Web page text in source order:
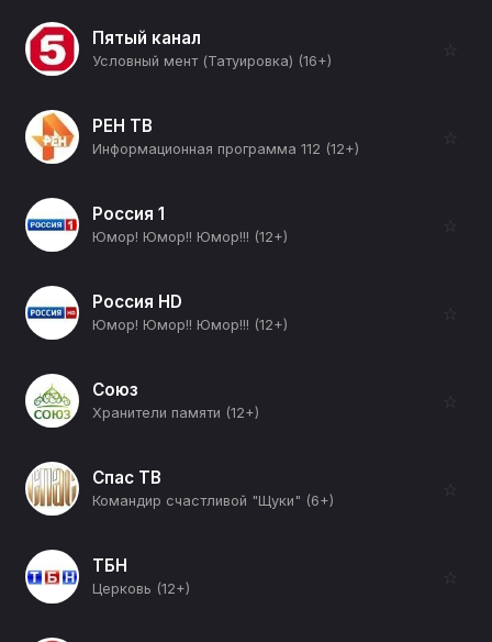
Пятый канал
Условный мент (Татуировка) (16+)
☆
РЕН ТВ
Информационная программа 112 (12+)
☆
Россия 1
Юмор! Юмор!! Юмор!!! (12+)
☆
Россия HD
Юмор! Юмор!! Юмор!!! (12+)
☆
Союз
Хранители памяти (12+)
☆
Спас ТВ
Командир счастливой "Щуки" (6+)
☆
ТБН
Церковь (12+)
☆